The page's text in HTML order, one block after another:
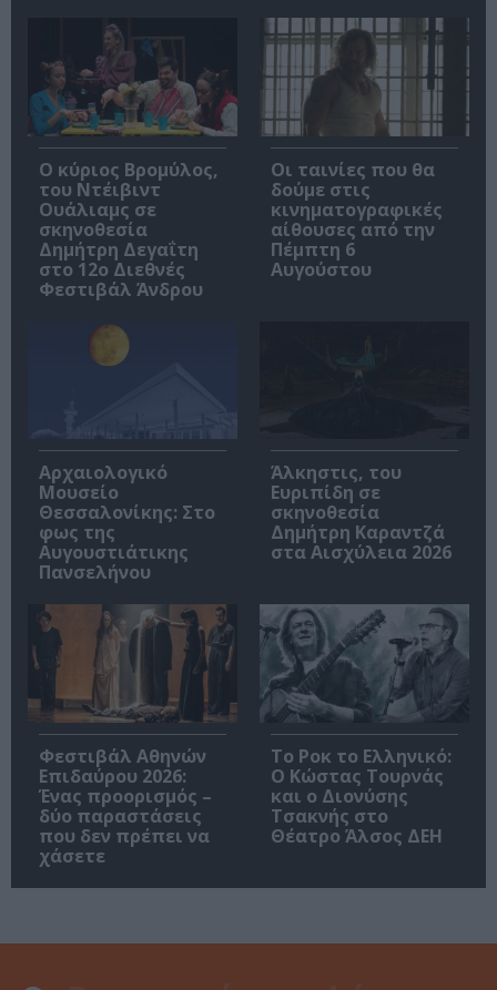
O κύριος Βρομύλος,
του Ντέιβιντ
Ουάλιαμς σε
σκηνοθεσία
Δημήτρη Δεγαΐτη
στο 12ο Διεθνές
Φεστιβάλ Άνδρου
Οι ταινίες που θα
δούμε στις
κινηματογραφικές
αίθουσες από την
Πέμπτη 6
Αυγούστου
Αρχαιολογικό
Μουσείο
Θεσσαλονίκης: Στο
φως της
Αυγουστιάτικης
Πανσελήνου
Άλκηστις, του
Ευριπίδη σε
σκηνοθεσία
Δημήτρη Καραντζά
στα Αισχύλεια 2026
Φεστιβάλ Αθηνών
Επιδαύρου 2026:
Ένας προορισμός –
δύο παραστάσεις
που δεν πρέπει να
χάσετε
Το Ροκ το Ελληνικό:
Ο Κώστας Τουρνάς
και ο Διονύσης
Τσακνής στο
Θέατρο Άλσος ΔΕΗ